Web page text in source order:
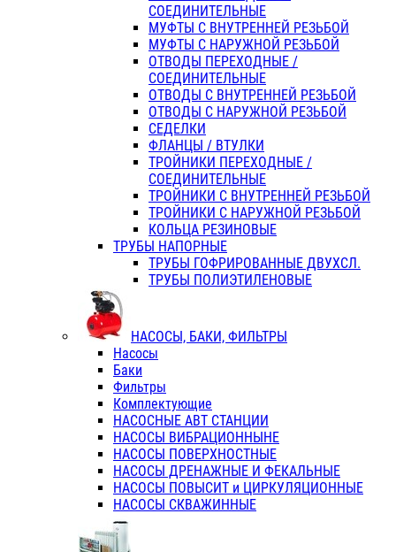
СОЕДИНИТЕЛЬНЫЕ
МУФТЫ С ВНУТРЕННЕЙ РЕЗЬБОЙ
МУФТЫ С НАРУЖНОЙ РЕЗЬБОЙ
ОТВОДЫ ПЕРЕХОДНЫЕ /
СОЕДИНИТЕЛЬНЫЕ
ОТВОДЫ С ВНУТРЕННЕЙ РЕЗЬБОЙ
ОТВОДЫ С НАРУЖНОЙ РЕЗЬБОЙ
СЕДЕЛКИ
ФЛАНЦЫ / ВТУЛКИ
ТРОЙНИКИ ПЕРЕХОДНЫЕ /
СОЕДИНИТЕЛЬНЫЕ
ТРОЙНИКИ С ВНУТРЕННЕЙ РЕЗЬБОЙ
ТРОЙНИКИ С НАРУЖНОЙ РЕЗЬБОЙ
КОЛЬЦА РЕЗИНОВЫЕ
ТРУБЫ НАПОРНЫЕ
ТРУБЫ ГОФРИРОВАННЫЕ ДВУХСЛ.
ТРУБЫ ПОЛИЭТИЛЕНОВЫЕ
НАСОСЫ, БАКИ, ФИЛЬТРЫ
Насосы
Баки
Фильтры
Комплектующие
НАСОСНЫЕ АВТ СТАНЦИИ
НАСОСЫ ВИБРАЦИОННЫНЕ
НАСОСЫ ПОВЕРХНОСТНЫЕ
НАСОСЫ ДРЕНАЖНЫЕ И ФЕКАЛЬНЫЕ
НАСОСЫ ПОВЫСИТ и ЦИРКУЛЯЦИОННЫЕ
НАСОСЫ СКВАЖИННЫЕ